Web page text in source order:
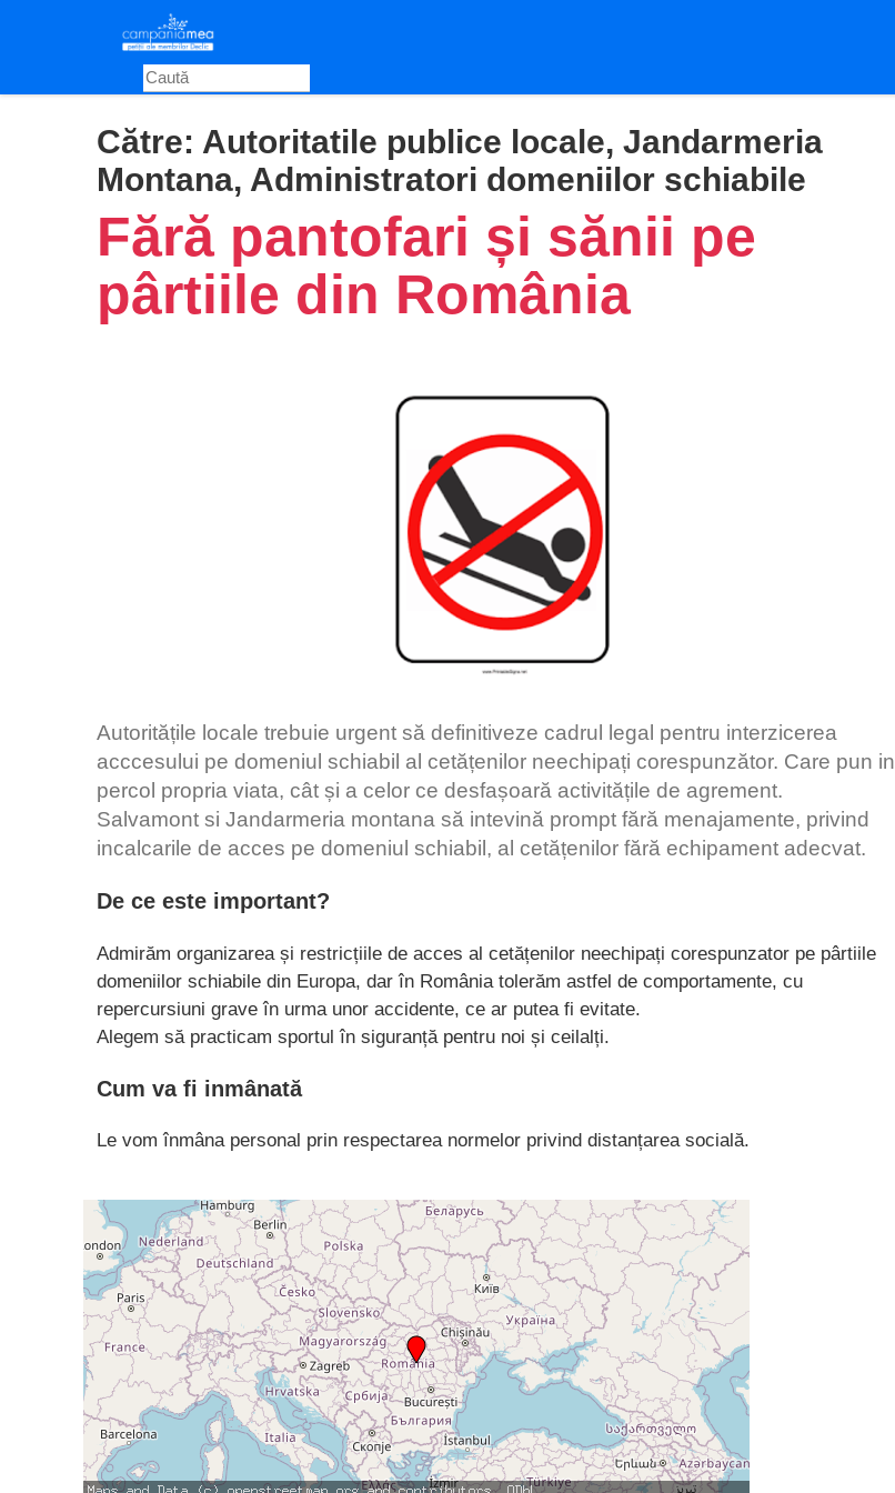
content
Către: Autoritatile publice locale, Jandarmeria
Montana, Administratori domeniilor schiabile
Fără pantofari și sănii pe
pârtiile din România
Autoritățile locale trebuie urgent să definitiveze cadrul legal pentru interzicerea
acccesului pe domeniul schiabil al cetățenilor neechipați corespunzător. Care pun in
percol propria viata, cât și a celor ce desfașoară activitățile de agrement.
Salvamont si Jandarmeria montana să intevină prompt fără menajamente, privind
incalcarile de acces pe domeniul schiabil, al cetățenilor fără echipament adecvat.
De ce este important?
Admirăm organizarea și restricțiile de acces al cetățenilor neechipați corespunzator pe pârtiile
domeniilor schiabile din Europa, dar în România tolerăm astfel de comportamente, cu
repercursiuni grave în urma unor accidente, ce ar putea fi evitate.
Alegem să practicam sportul în siguranță pentru noi și ceilalți.
Cum va fi inmânată
Le vom înmâna personal prin respectarea normelor privind distanțarea socială.